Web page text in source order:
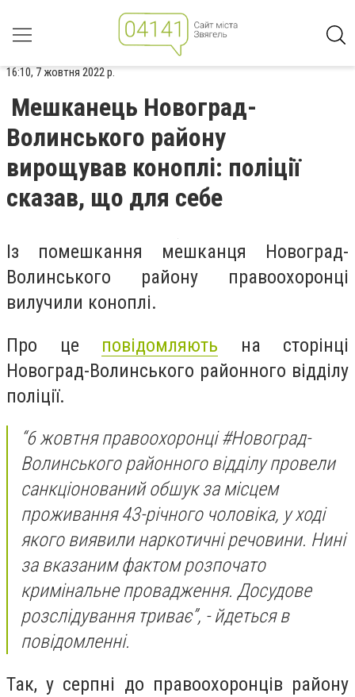
16:10, 7 жовтня 2022 р.
Мешканець Новоград-
Волинського району
вирощував коноплі: поліції
сказав, що для себе
Із помешкання мешканця Новоград-
Волинського району правоохоронці
вилучили коноплі.
Про це повідомляють на сторінці
Новоград-Волинського районного відділу
поліції.
“6 жовтня правоохоронці #Новоград-
Волинського районного відділу провели
санкціонований обшук за місцем
проживання 43-річного чоловіка, у ході
якого виявили наркотичні речовини. Нині
за вказаним фактом розпочато
кримінальне провадження. Досудове
розслідування триває”, - йдеться в
повідомленні.
Так, у серпні до правоохоронців району